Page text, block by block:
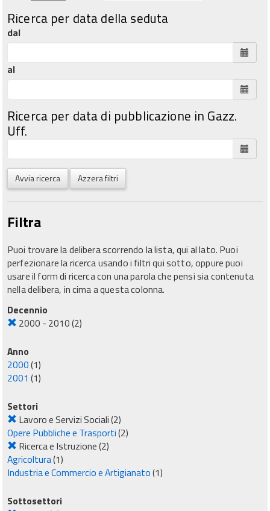
Ricerca per data della seduta
dal
al
Ricerca per data di pubblicazione in Gazz.
Uff.
Avvia ricerca Azzera filtri
Filtra
Puoi trovare la delibera scorrendo la lista, qui al lato. Puoi
perfezionare la ricerca usando i filtri qui sotto, oppure puoi
usare il form di ricerca con una parola che pensi sia contenuta
nella delibera, in cima a questa colonna.
Decennio
2000 - 2010(2)
Anno
2000(1)
2001 (1)
Settori
Lavoro e Servizi Sociali(2)
Opere Pubbliche e Trasporti(2)
Ricerca e Istruzione(2)
Agricoltura(1)
Industria e Commercio e Artigianato(1)
Sottosettori